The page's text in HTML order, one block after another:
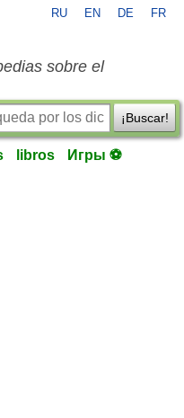
RU EN DE FR
sobre el
¡Buscar!
libros Игры ⚽